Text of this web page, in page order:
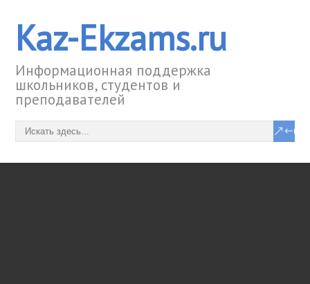
Kaz-Ekzams.ru
Информационная поддержка
школьников, студентов и
преподавателей